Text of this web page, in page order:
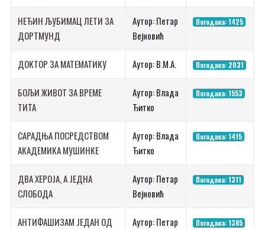
НЕЂИН ЉУБИМАЦ ЛЕТИ ЗА
ДОРТМУНД
Аутор: Петар
Вејновић
Погодака: 1425
ДОКТОР ЗА МАТЕМАТИКУ Аутор: В.М.А. Погодака: 2031
БОЉИ ЖИВОТ ЗА ВРЕМЕ
ТИТА
Аутор: Влада
Ђитко
Погодака: 1553
САРАДЊА ПОСРЕДСТВОМ
АКАДЕМИКА МУШИНКЕ
Аутор: Влада
Ђитко
Погодака: 1415
ДВА ХЕРОЈА, А ЈЕДНА
СЛОБОДА
Аутор: Петар
Вејновић
Погодака: 1311
АНТИФАШИЗАМ ЈЕДАН ОД
Аутор: Петар
Погодака: 1385